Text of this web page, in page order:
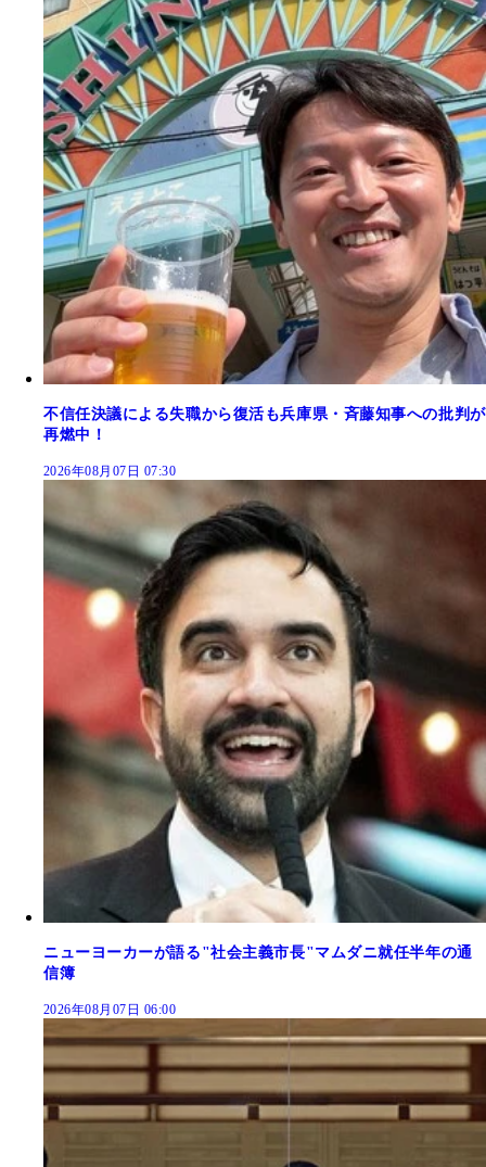
不信任決議による失職から復活も兵庫県・斉藤知事への批判が
再燃中！
2026年08月07日 07:30
ニューヨーカーが語る"社会主義市長"マムダニ就任半年の通
信簿
2026年08月07日 06:00